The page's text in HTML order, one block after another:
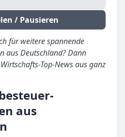
/ Pausieren
für weitere spannende
aus Deutschland? Dann
Top-News aus ganz
aus